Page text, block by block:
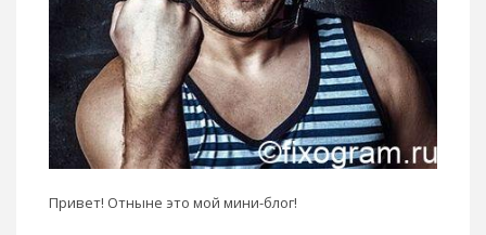
Привет! Отныне это мой мини-блог!